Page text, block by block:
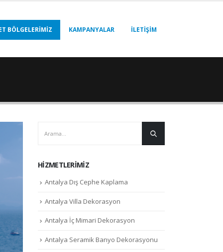
BÖLGELERIMIZ KAMPANYALAR İLETIŞIM
HIZMETLERIMIZ
Antalya Dış Cephe Kaplama
Antalya Villa Dekorasyon
Antalya İç Mimari Dekorasyon
Antalya Seramik Banyo Dekorasyonu